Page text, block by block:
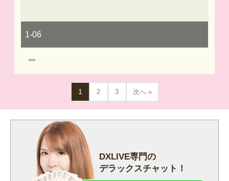
1-06
…
1 2 3 次へ »
DXLIVE専門の
デラックスチャット！